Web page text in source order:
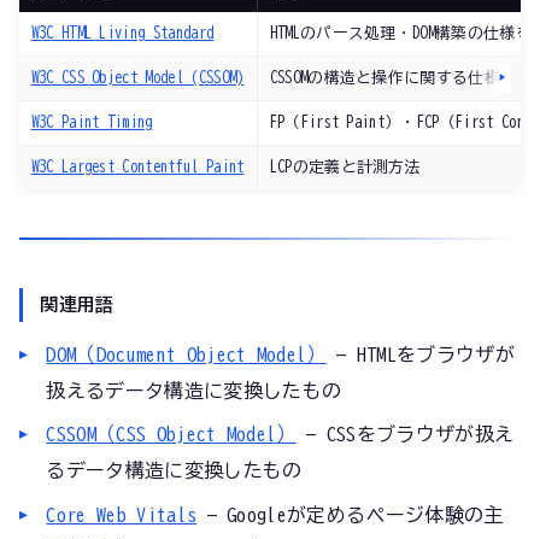
W3C HTML Living Standard HTMLのパース処理・DOM構築の仕様を
W3C CSS Object Model (CSSOM) CSSOMの構造と操作に関する仕様
W3C Paint Timing FP（First Paint）・FCP（First
W3C Largest Contentful Paint LCPの定義と計測方法
関連用語
DOM（Document Object Model）
— HTMLをブラウザが
扱えるデータ構造に変換したもの
CSSOM（CSS Object Model）
— CSSをブラウザが扱え
るデータ構造に変換したもの
Core Web Vitals — Googleが定めるページ体験の主